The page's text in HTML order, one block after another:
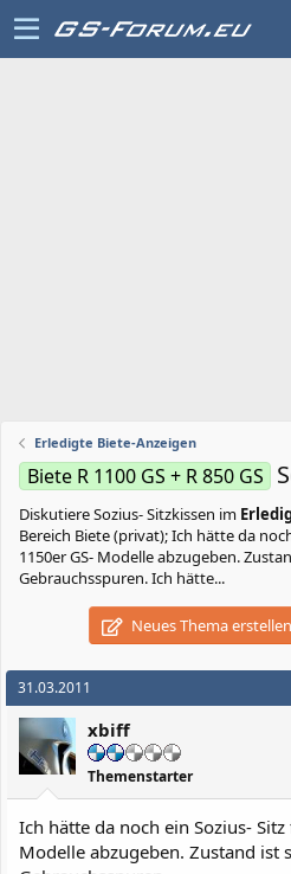
Erledigte Biete-Anzeigen
Biete R 1100 GS + R 850 GS
DiskutiereSozius- Sitzkissen im
Bereich Biete (privat); Ich hätte da
1150er GS- Modelle abzugeben.
Gebrauchsspuren. Ich hätte...
Neues Thema erstellen
31.03.2011
xbiff
Themenstarter
Ich hätte da noch ein Sozius-
Modelle abzugeben. Zustand ist